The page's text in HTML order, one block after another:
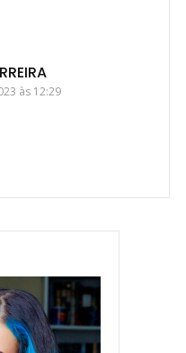
às 12:29